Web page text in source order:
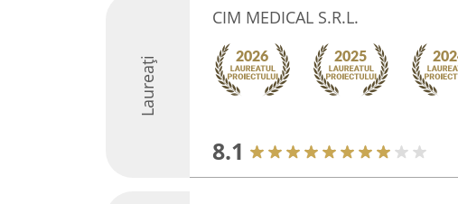
Laureați
CIM MEDICAL S.R.L.
8.1